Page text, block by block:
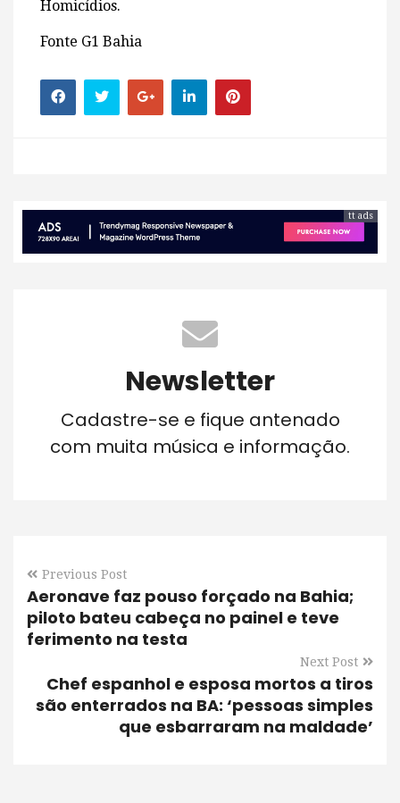
Homicídios.
Fonte G1 Bahia
tt ads
Newsletter
Cadastre-se e fique antenado
com muita música e informação.
Previous Post
Aeronave faz pouso forçado na Bahia;
piloto bateu cabeça no painel e teve
ferimento na testa
Next Post
Chef espanhol e esposa mortos a tiros
são enterrados na BA: ‘pessoas simples
que esbarraram na maldade’